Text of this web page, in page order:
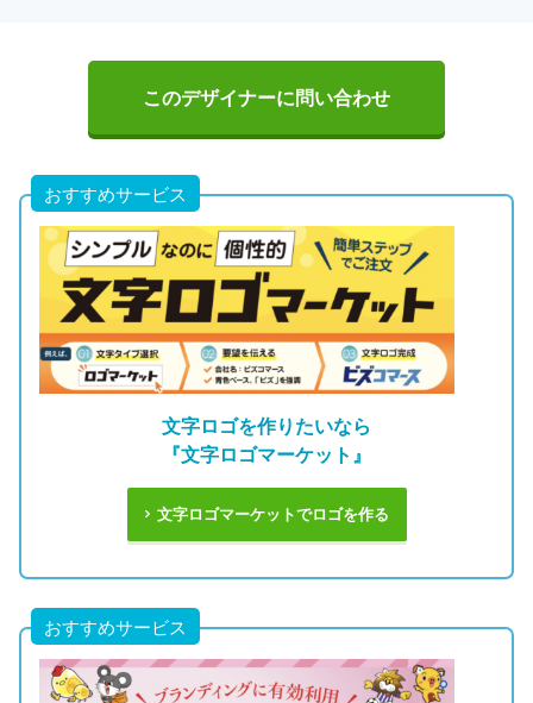
このデザイナーに問い合わせ
おすすめサービス
文字ロゴを作りたいなら
『文字ロゴマーケット』
文字ロゴマーケットでロゴを作る
おすすめサービス